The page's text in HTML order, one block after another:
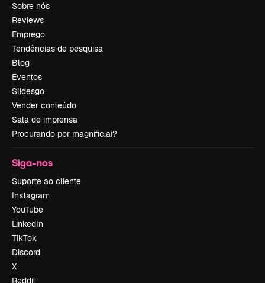
Sobre nós
Reviews
Emprego
Tendências de pesquisa
Blog
Eventos
Slidesgo
Vender conteúdo
Sala de imprensa
Procurando por magnific.ai?
Siga-nos
Suporte ao cliente
Instagram
YouTube
LinkedIn
TikTok
Discord
X
Reddit